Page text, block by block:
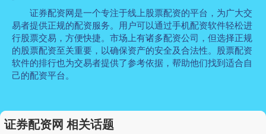
证券配资网是一个专注于线上股票配资的平台，为广大交
易者提供正规的配资服务。用户可以通过手机配资软件轻松进
行股票交易，方便快捷。市场上有诸多配资公司，但选择正规
的股票配资至关重要，以确保资产的安全及合法性。股票配资
软件的排行也为交易者提供了参考依据，帮助他们找到适合自
己的配资平台。
证券配资网 相关话题